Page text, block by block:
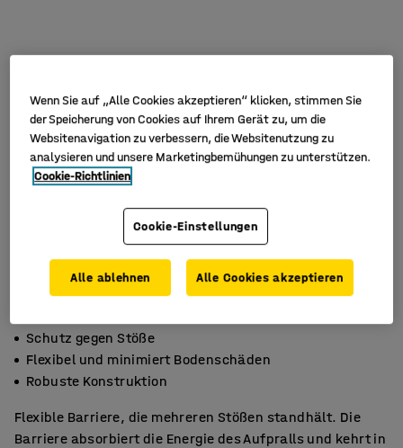
Schutz gegen Stöße
Flexibel und minimiert Bodenschäden
Robuste Konstruktion
Flexible Barriere, die mehreren Stößen standhält. Die
Barriere absorbiert die Energie des Aufpralls und kehrt in
Wenn Sie auf „Alle Cookies akzeptieren“ klicken, stimmen Sie
der Speicherung von Cookies auf Ihrem Gerät zu, um die
Websitenavigation zu verbessern, die Websitenutzung zu
analysieren und unsere Marketingbemühungen zu unterstützen.
Cookie-Richtlinien
Cookie-Einstellungen
Alle ablehnen Alle Cookies akzeptieren